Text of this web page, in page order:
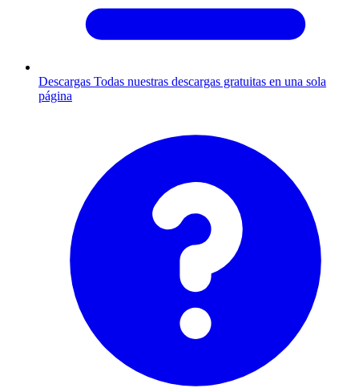
Descargas Todas nuestras descargas gratuitas en una sola
página